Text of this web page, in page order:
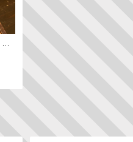
─